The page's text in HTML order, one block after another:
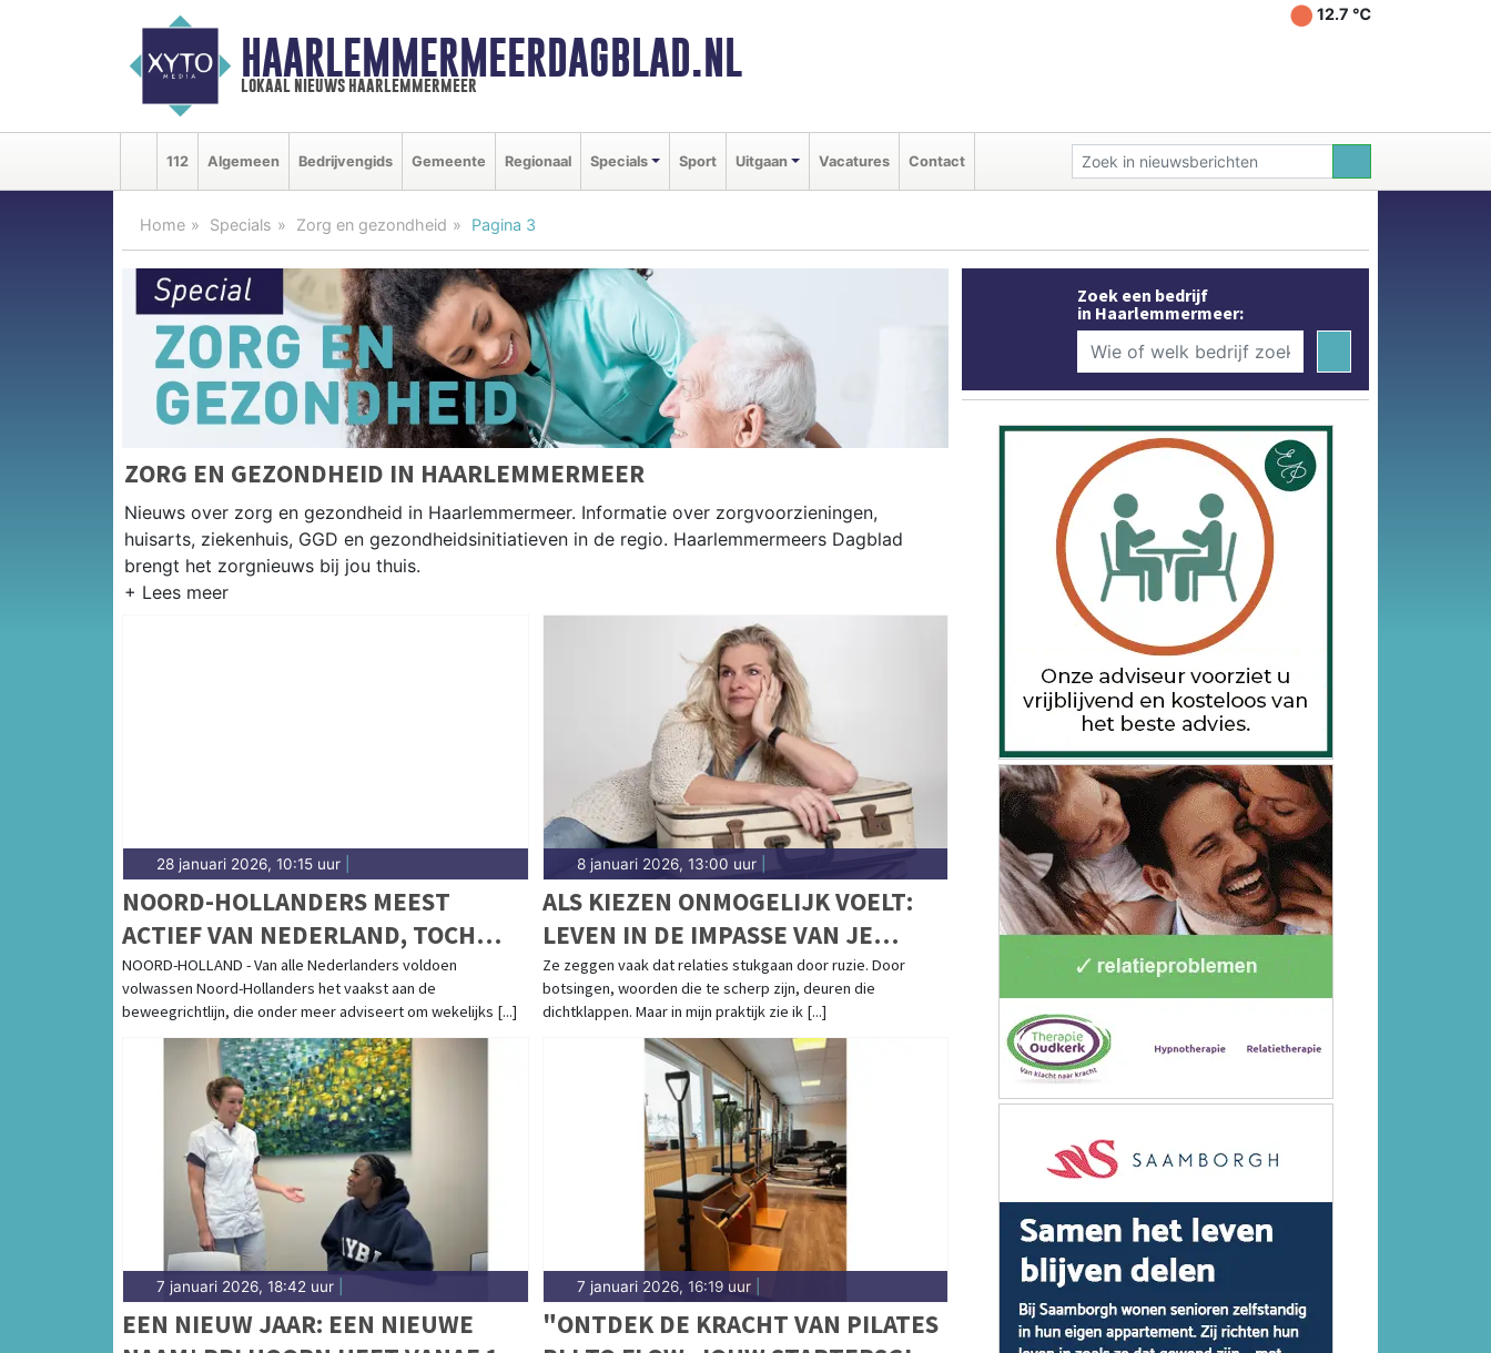
HAARLEMMERMEERDAGBLAD.NL
lokaal nieuws haarlemmermeer
12.7 ℃
112 Algemeen Bedrijvengids Gemeente Regionaal Specials Sport Uitgaan Vacatures Contact
Home Specials Zorg en gezondheid Pagina 3
ZORG EN GEZONDHEID IN HAARLEMMERMEER
Nieuws over zorg en gezondheid in Haarlemmermeer. Informatie over zorgvoorzieningen,
huisarts, ziekenhuis, GGD en gezondheidsinitiatieven in de regio. Haarlemmermeers Dagblad
brengt het zorgnieuws bij jou thuis.
28 januari 2026, 10:15 uur
NOORD-HOLLANDERS MEEST
ACTIEF VAN NEDERLAND, TOCH
VOLDOET SLECHTS HELFT AAN
BEWEEGRICHTLIJN
NOORD-HOLLAND - Van alle Nederlanders voldoen
volwassen Noord-Hollanders het vaakst aan de
beweegrichtlijn, die onder meer adviseert om wekelijks [...]
8 januari 2026, 13:00 uur|
ALS KIEZEN ONMOGELIJK VOELT:
LEVEN IN DE IMPASSE VAN JE
RELATIE
Ze zeggen vaak dat relaties stukgaan door ruzie. Door
botsingen, woorden die te scherp zijn, deuren die
dichtklappen. Maar in mijn praktijk zie ik [...]
7 januari 2026, 18:42 uur
EEN NIEUW JAAR: EEN NIEUWE
7 januari 2026, 16:19 uur|
"ONTDEK DE KRACHT VAN PILATES
Zoek een bedrijf
in Haarlemmermeer: